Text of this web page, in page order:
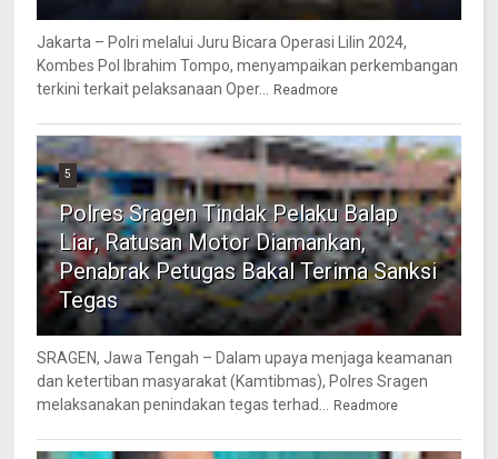
Jakarta – Polri melalui Juru Bicara Operasi Lilin 2024,
Kombes Pol Ibrahim Tompo, menyampaikan perkembangan
terkini terkait pelaksanaan Oper...
Readmore
5
Polres Sragen Tindak Pelaku Balap
Liar, Ratusan Motor Diamankan,
Penabrak Petugas Bakal Terima Sanksi
Tegas
SRAGEN, Jawa Tengah – Dalam upaya menjaga keamanan
dan ketertiban masyarakat (Kamtibmas), Polres Sragen
melaksanakan penindakan tegas terhad...
Readmore